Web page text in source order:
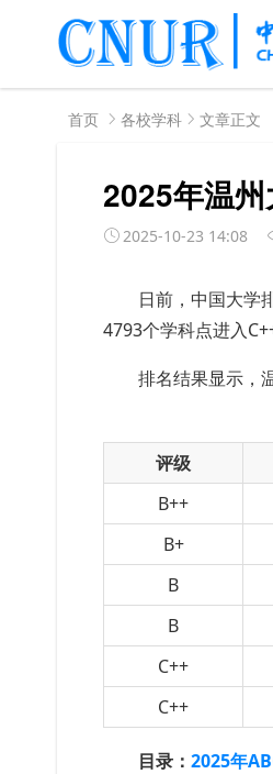
首页 各校学科 文章正文
2025年温
2025-10-23 14:08
日前，中国大学
4793个学科点进入
排名结果显示，
评级
B++
B+
B
B
C++
C++
目录： 2025年